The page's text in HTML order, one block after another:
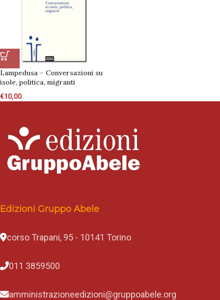
Lampedusa – Conversazioni su
isole, politica, migranti
€10,00
Edizioni Gruppo Abele
corso Trapani, 95 - 10141 Torino
011 3859500
amministrazioneedizioni@gruppoabele.org